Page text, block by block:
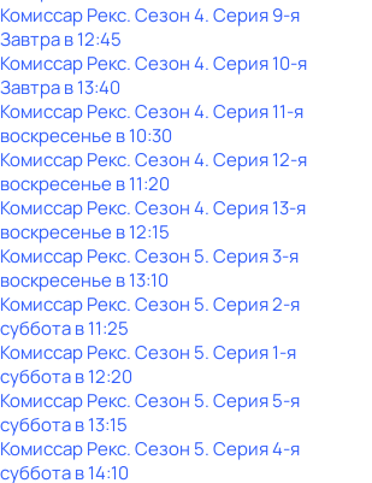
Комиссар Рекс. Сезон 4. Серия 9-я
Завтра в 12:45
Комиссар Рекс. Сезон 4. Серия 10-я
Завтра в 13:40
Комиссар Рекс. Сезон 4. Серия 11-я
воскресенье в10:30
Комиссар Рекс. Сезон 4. Серия 12-я
воскресенье в11:20
Комиссар Рекс. Сезон 4. Серия 13-я
воскресенье в12:15
Комиссар Рекс. Сезон 5. Серия 3-я
воскресенье в13:10
Комиссар Рекс. Сезон 5. Серия 2-я
субботав11:25
Комиссар Рекс. Сезон 5. Серия 1-я
субботав12:20
Комиссар Рекс. Сезон 5. Серия 5-я
субботав13:15
Комиссар Рекс. Сезон 5. Серия 4-я
субботав14:10